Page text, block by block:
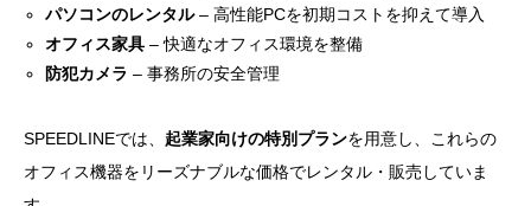
パソコンのレンタル– 高性能PCを初期コストを抑えて導入
オフィス家具 – 快適なオフィス環境を整備
防犯カメラ – 事務所の安全管理
SPEEDLINEでは、 起業家向けの特別プランを用意し、これらの
オフィス機器をリーズナブルな価格でレンタル・販売していま